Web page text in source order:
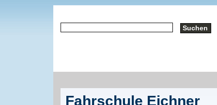
Fahrschule Eichner